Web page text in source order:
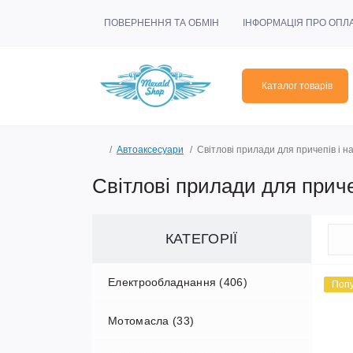
ПОВЕРНЕННЯ ТА ОБМІН ІНФОРМАЦІЯ ПРО
Каталог товарів
Автоаксесуари Світлові прилади для причепів і
Світлові прилади для
КАТЕГОРІЇ
Електрообладнання (406)
Електрика (50)
Мотомасла (33)